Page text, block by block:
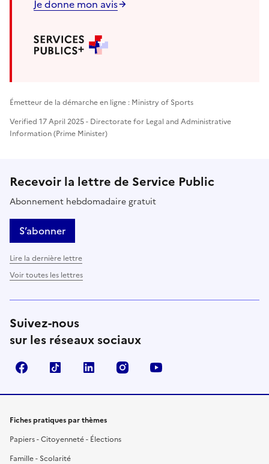
Je donne mon avis
Émetteur de la démarche en ligne : Ministry of Sports
Verified 17 April 2025 - Directorate for Legal and Administrative
Information (Prime Minister)
Recevoir la lettre de Service Public
Abonnement hebdomadaire gratuit
S’abonner
Lire la dernière lettre
Voir toutes les lettres
Suivez-nous
sur les réseaux sociaux
FacebookTikTok LinkedIn Instagram
Fiches pratiques par thèmes
Papiers - Citoyenneté - Élections
Famille - Scolarité